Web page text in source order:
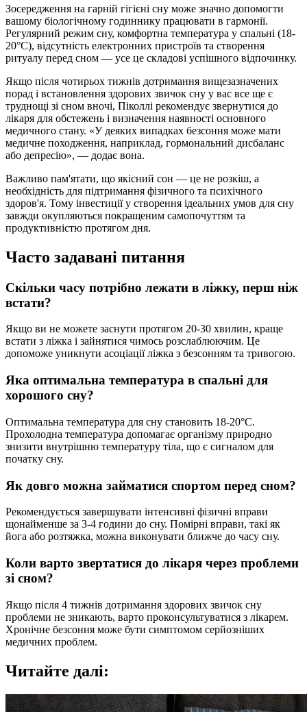
Зосередження на гарній гігієні сну може значно допомогти
вашому біологічному годиннику працювати в гармонії.
Регулярний режим сну, комфортна температура у спальні (18-
20°C), відсутність електронних пристроїв та створення
ритуалу перед сном — усе це складові успішного відпочинку.
Якщо після чотирьох тижнів дотримання вищезазначених
порад і встановлення здорових звичок сну у вас все ще є
труднощі зі сном вночі, Піколлі рекомендує звернутися до
лікаря для обстежень і визначення наявності основного
медичного стану. «У деяких випадках безсоння може мати
медичне походження, наприклад, гормональний дисбаланс
або депресію», — додає вона.
Важливо пам'ятати, що якісний сон — це не розкіш, а
необхідність для підтримання фізичного та психічного
здоров'я. Тому інвестиції у створення ідеальних умов для сну
завжди окупляються покращеним самопочуттям та
продуктивністю протягом дня.
Часто задавані питання
Скільки часу потрібно лежати в ліжку, перш ніж
встати?
Якщо ви не можете заснути протягом 20-30 хвилин, краще
встати з ліжка і зайнятися чимось розслаблюючим. Це
допоможе уникнути асоціації ліжка з безсонням та тривогою.
Яка оптимальна температура в спальні для
хорошого сну?
Оптимальна температура для сну становить 18-20°C.
Прохолодна температура допомагає організму природно
знизити внутрішню температуру тіла, що є сигналом для
початку сну.
Як довго можна займатися спортом перед сном?
Рекомендується завершувати інтенсивні фізичні вправи
щонайменше за 3-4 години до сну. Помірні вправи, такі як
йога або розтяжка, можна виконувати ближче до часу сну.
Коли варто звертатися до лікаря через проблеми
зі сном?
Якщо після 4 тижнів дотримання здорових звичок сну
проблеми не зникають, варто проконсультуватися з лікарем.
Хронічне безсоння може бути симптомом серйозніших
медичних проблем.
Читайте далі: